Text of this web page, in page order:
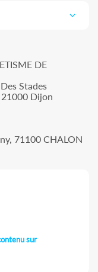
DE
Stades
Dijon
71100 CHALON
sur